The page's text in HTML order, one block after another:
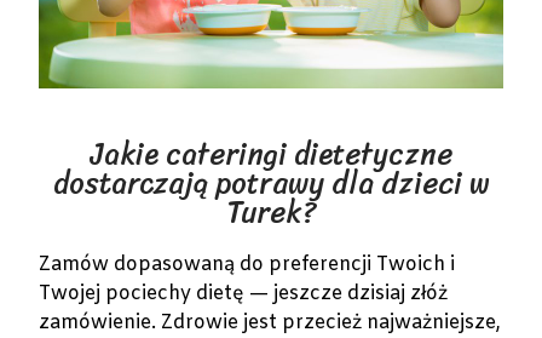
Jakie cateringi dietetyczne
dostarczają potrawy dla dzieci w
Turek?
Zamów dopasowaną do preferencji Twoich i
Twojej pociechy dietę — jeszcze dzisiaj złóż
zamówienie. Zdrowie jest przecież najważniejsze,